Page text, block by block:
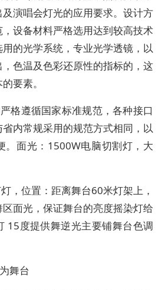
演唱会灯光的应用要求。设计方
设备材料严格选用达到较高技术
的光学系统，专业光学透镜，以
色温及色彩还原性的指标的，这
要素。
格遵循国家标准规范，各种接口
内常规采用的规范方式相同，以
。面光：1500W电脑切割灯，大
，位置：距离舞台60米灯架上，
面光，保证舞台的亮度摇染灯给
15度提供舞逆光主要铺舞台色调
舞台